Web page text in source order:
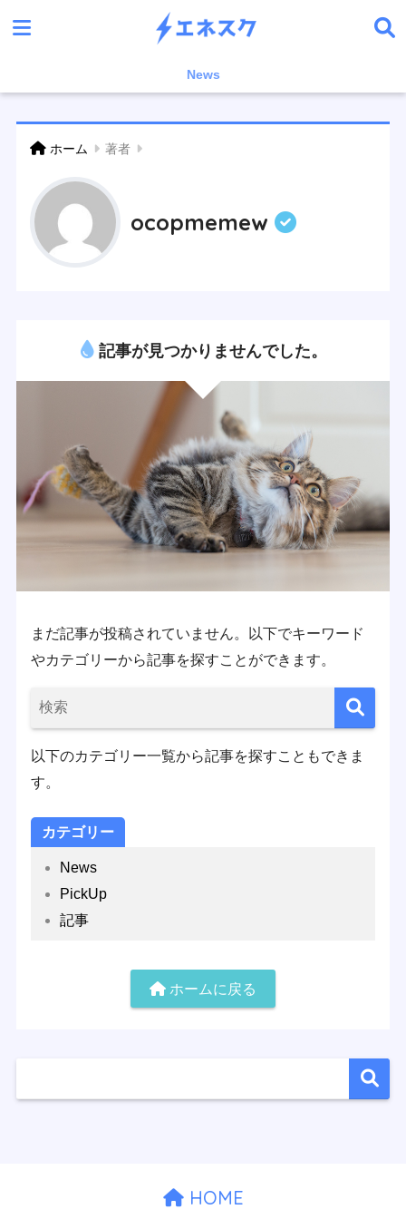
News
ホーム 著者
ocopmemew
記事が見つかりませんでした。
まだ記事が投稿されていません。以下でキーワード
やカテゴリーから記事を探すことができます。
以下のカテゴリー一覧から記事を探すこともできま
す。
カテゴリー
News
PickUp
記事
ホームに戻る
HOME